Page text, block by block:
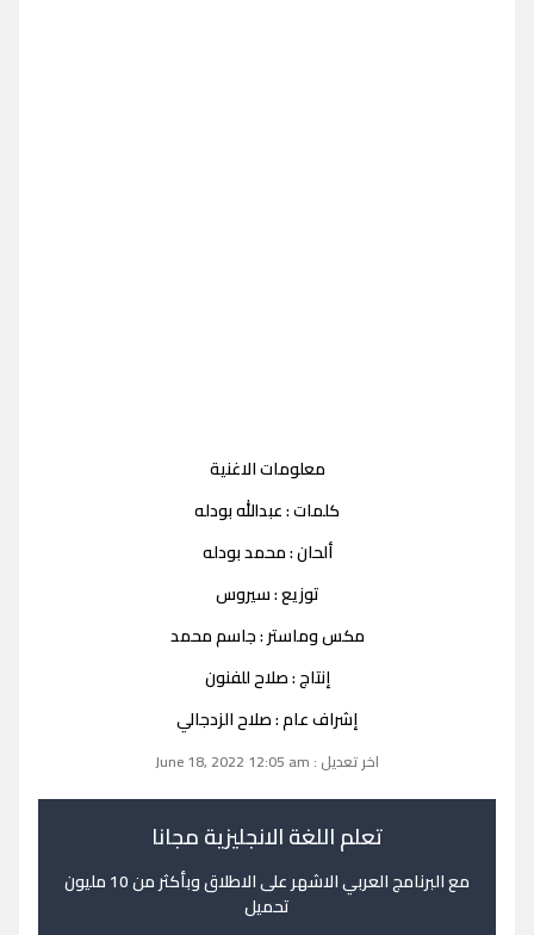
معلومات الاغنية
كلمات : عبدالله بودله
ألحان : محمد بودله
توزيع : سيروس
مكس وماستر : جاسم محمد
إنتاج : صلاح للفنون
إشراف عام : صلاح الزدجالي
اخر تعديل : June 18, 2022 12:05 am
تعلم اللغة الانجليزية مجانا
مع البرنامج العربي الاشهر على الاطلاق وبأكثر من 10 مليون
تحميل